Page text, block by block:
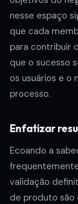
nesse espaço
que cada
para contribuir
que o sucesso
os usuários e o
processo.
Enfatizar
Ecoando a
validação
de produto são